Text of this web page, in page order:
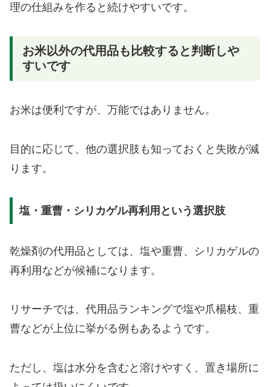
理の仕組みを作ると続けやすいです。
お米以外の代用品も比較すると判断しや
すいです
お米は便利ですが、万能ではありません。
目的に応じて、他の選択肢も知っておくと失敗が減
ります。
塩・重曹・シリカゲル再利用という選択肢
乾燥剤の代用品としては、塩や重曹、シリカゲルの
再利用などが候補になります。
リサーチでは、代用品ランキングで塩や爪楊枝、重
曹などが上位に挙がる例もあるようです。
ただし、塩は水分を含むと溶けやすく、置き場所に